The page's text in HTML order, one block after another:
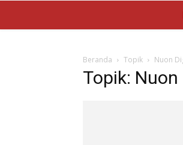
Beranda Topik Nuon
Topik: